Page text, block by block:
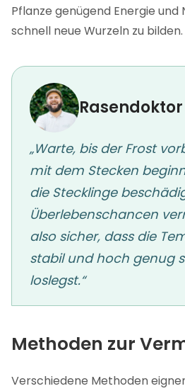
Pflanze genügend Energie und
schnell neue Wurzeln zu bilden.
„Warte, bis der Frost
mit dem Stecken
die Stecklinge
Überlebenschancen
also sicher, dass die
stabil und hoch genug
loslegst.“
Methoden zur
Verschiedene Methoden